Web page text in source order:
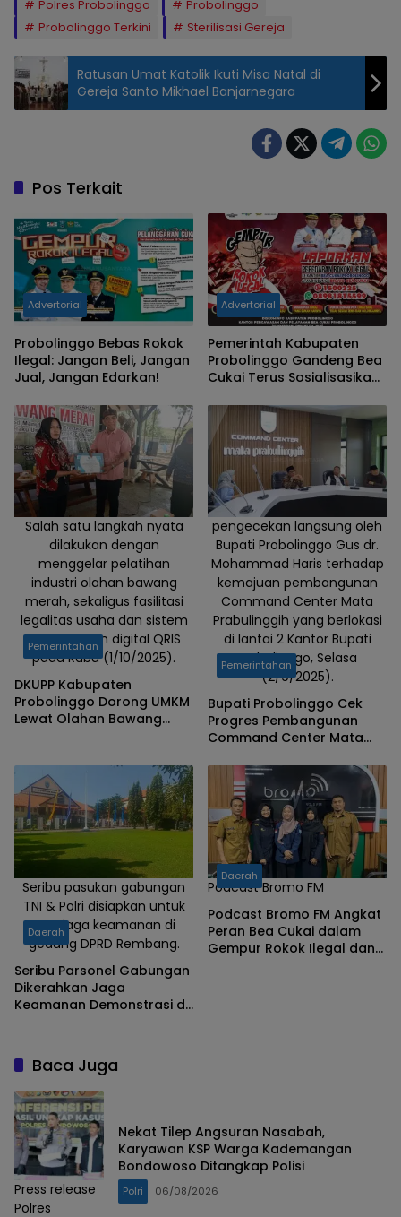
Polres Probolinggo
Probolinggo
Probolinggo Terkini
Sterilisasi Gereja
Ratusan Umat Katolik Ikuti Misa Natal di
Gereja Santo Mikhael Banjarnegara
Pos Terkait
Advertorial
Probolinggo Bebas Rokok
Ilegal: Jangan Beli, Jangan
Jual, Jangan Edarkan!
Advertorial
Pemerintah Kabupaten
Probolinggo Gandeng Bea
Cukai Terus Sosialisasikan
Salah satu langkah nyata
dilakukan dengan
menggelar pelatihan
industri olahan bawang
merah, sekaligus fasilitasi
legalitas usaha dan sistem
pembayaran digital QRIS
pada Rabu (1/10/2025).
Pemerintahan
DKUPP Kabupaten
Probolinggo Dorong UMKM
Lewat Olahan Bawang
pengecekan langsung oleh
Bupati Probolinggo Gus dr.
Mohammad Haris terhadap
kemajuan pembangunan
Command Center Mata
Prabulinggih yang berlokasi
di lantai 2 Kantor Bupati
Probolinggo, Selasa
(2/9/2025).
Pemerintahan
Bupati Probolinggo Cek
Progres Pembangunan
Command Center Mata
Seribu pasukan gabungan
TNI & Polri disiapkan untuk
menjaga keamanan di
gedung DPRD Rembang.
Daerah
Seribu Parsonel Gabungan
Dikerahkan Jaga
Keamanan Demonstrasi di
Podcast Bromo FM
Daerah
Podcast Bromo FM Angkat
Peran Bea Cukai dalam
Gempur Rokok Ilegal dan
Baca Juga
Press release
Polres
Nekat Tilep Angsuran Nasabah,
Karyawan KSP Warga Kademangan
Bondowoso Ditangkap Polisi
Polri 06/08/2026